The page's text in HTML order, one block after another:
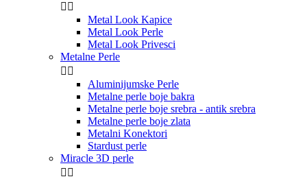
 
Metal Look Kapice
Metal Look Perle
Metal Look Privesci
Metalne Perle
 
Aluminijumske Perle
Metalne perle boje bakra
Metalne perle boje srebra - antik srebra
Metalne perle boje zlata
Metalni Konektori
Stardust perle
Miracle 3D perle
 